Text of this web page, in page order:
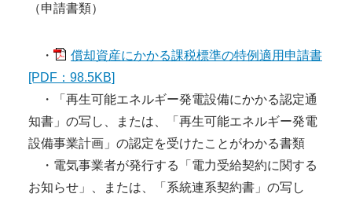
（申請書類）
・
償却資産にかかる課税標準の特例適用申請書
[PDF：98.5KB]
・「再生可能エネルギー発電設備にかかる認定通
知書」の写し、または、「再生可能エネルギー発電
設備事業計画」の認定を受けたことがわかる書類
・電気事業者が発行する「電力受給契約に関する
お知らせ」、または、「系統連系契約書」の写し